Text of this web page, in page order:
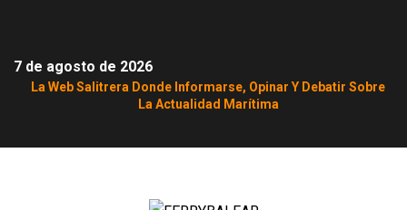
7 de agosto de 2026
La Web Salitrera Donde Informarse, Opinar Y Debatir Sobre
La Actualidad Marítima